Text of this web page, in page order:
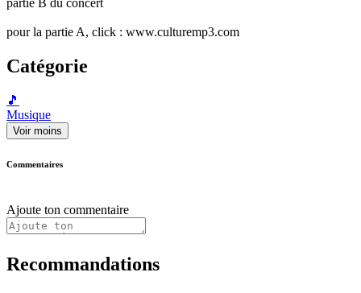
pour la partie A, click : www.culturemp3.com
Catégorie
🎵
Musique
Voir moins
Commentaires
Ajoute ton commentaire
Recommandations